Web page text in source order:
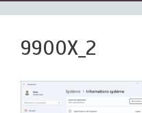
9900X_2